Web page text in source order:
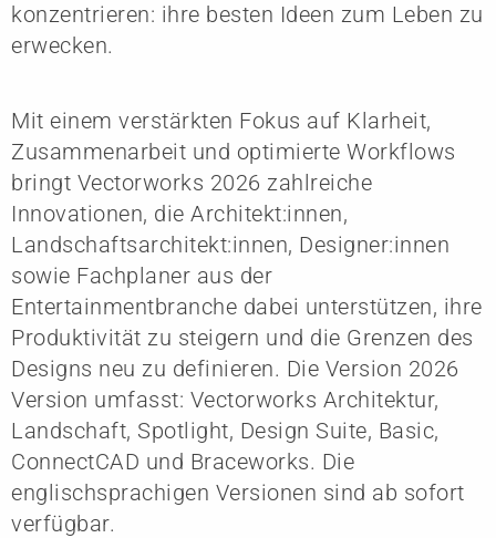
konzentrieren: ihre besten Ideen zum Leben zu
erwecken.
Mit einem verstärkten Fokus auf Klarheit,
Zusammenarbeit und optimierte Workflows
bringt Vectorworks 2026 zahlreiche
Innovationen, die Architekt:innen,
Landschaftsarchitekt:innen, Designer:innen
sowie Fachplaner aus der
Entertainmentbranche dabei unterstützen, ihre
Produktivität zu steigern und die Grenzen des
Designs neu zu definieren. Die Version 2026
Version umfasst: Vectorworks Architektur,
Landschaft, Spotlight, Design Suite, Basic,
ConnectCAD und Braceworks. Die
englischsprachigen Versionen sind ab sofort
verfügbar.